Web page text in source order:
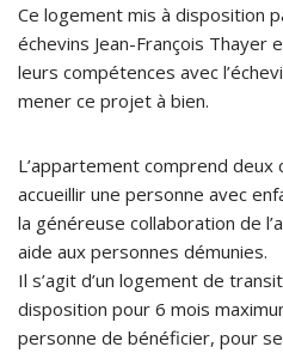
Ce logement mis à disposition
échevins Jean-François Thayer
leurs compétences avec
mener ce projet à bien.
L’appartement comprend
accueillir une personne avec
la généreuse collaboration de
aide aux personnes démunies.
Il s’agit d’un logement de
disposition pour 6 mois
personne de bénéficier, pour